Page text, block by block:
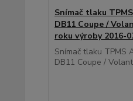
Snímač tlaku
DB11 Coupe /
roku výroby 2016-
Snímač tlaku TPMS
DB11 Coupe /